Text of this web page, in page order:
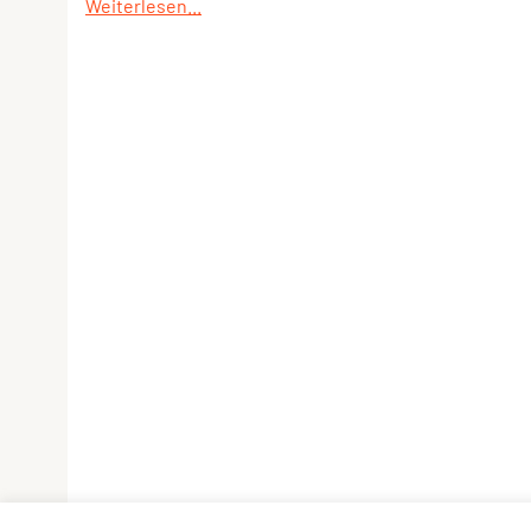
Weiterlesen...